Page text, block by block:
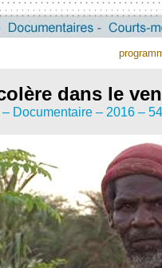
dans le
Documentaire – 2016 –